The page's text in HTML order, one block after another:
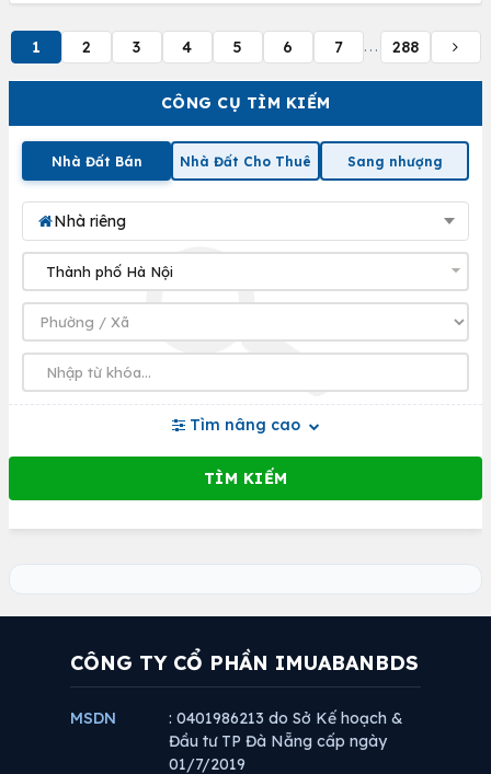
CÔNG CỤ TÌM KIẾM
Nhà Đất Bán Nhà Đất Cho Thuê Sang nhượng
Nhà riêng
Tìm nâng cao
1 2 3 4 5 6 7 ... 288
CÔNG TY CỔ PHẦN IMUABANBDS
MSDN
: 0401986213 do Sở Kế hoạch &
Đầu tư TP Đà Nẵng cấp ngày
01/7/2019